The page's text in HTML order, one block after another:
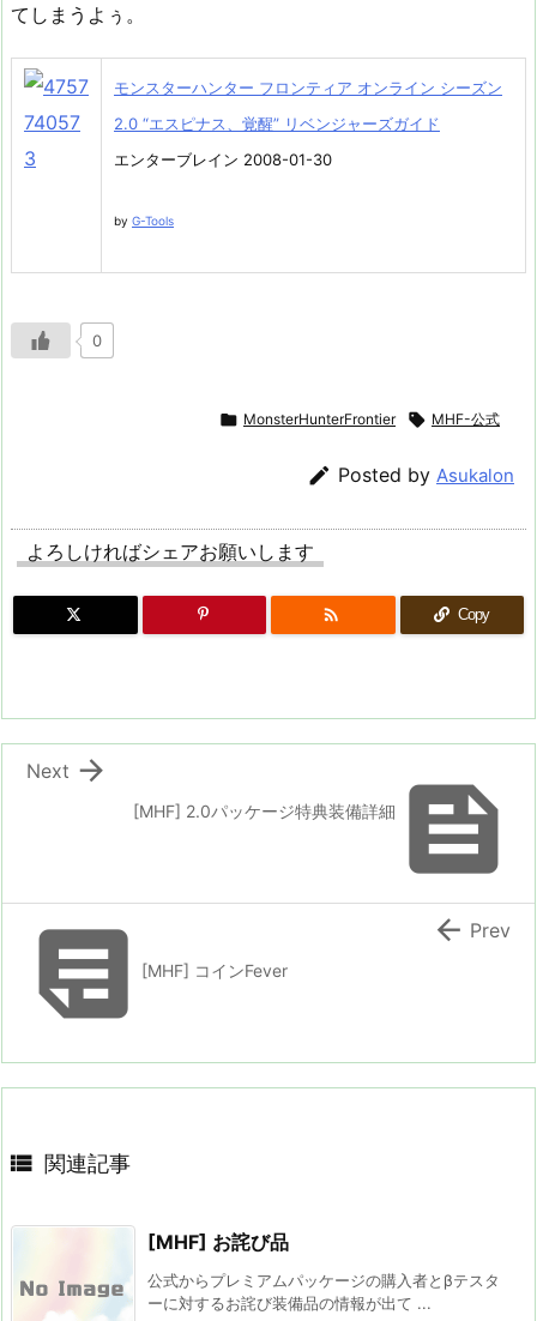
てしまうよぅ。
モンスターハンター フロンティア オンライン シーズン
2.0 “エスピナス、覚醒” リベンジャーズガイド
エンターブレイン 2008-01-30
by G-Tools
0
 MonsterHunterFrontier  MHF-公式
 Posted by Asukalon
よろしければシェアお願いします
 Copy

[MHF] 2.0パッケージ特典装備詳細

Next
[MHF] コインFever
 Prev
 関連記事
[MHF] お詫び品
公式からプレミアムパッケージの購入者とβテスタ
ーに対するお詫び装備品の情報が出て ...